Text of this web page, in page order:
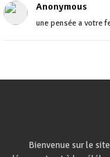
Anonymous
une pensée a votre
Bienvenue sur le